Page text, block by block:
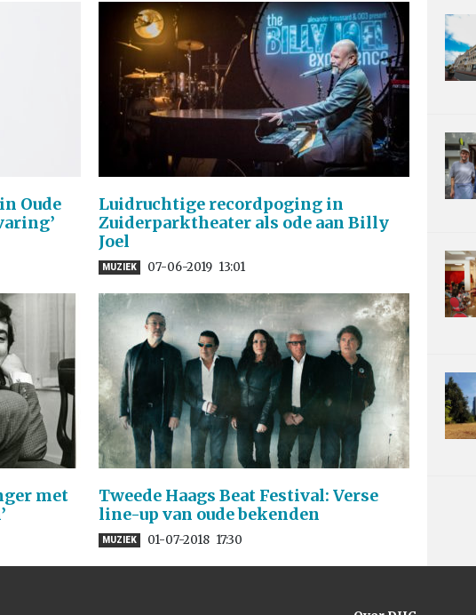
Oude
Luidruchtige recordpoging in
Zuiderparktheater als ode aan Billy
Joel
MUZIEK 07-06-2019 13:01
met
Tweede Haags Beat Festival: Verse
line-up van oude bekenden
MUZIEK 01-07-2018 17:30